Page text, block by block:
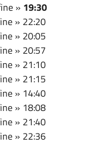
» 19:30
» 22:20
» 20:05
» 20:57
» 21:10
» 21:15
» 14:40
» 18:08
» 21:40
» 22:36